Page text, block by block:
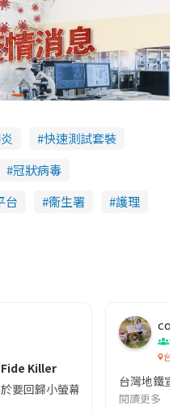
快速測試套裝
冠狀病毒
台 衞生署
護理
Fide Killer
要回歸小螢幕啦!這次的劇本改編
co
吹
台灣
台灣地鐵宣
閱讀更多